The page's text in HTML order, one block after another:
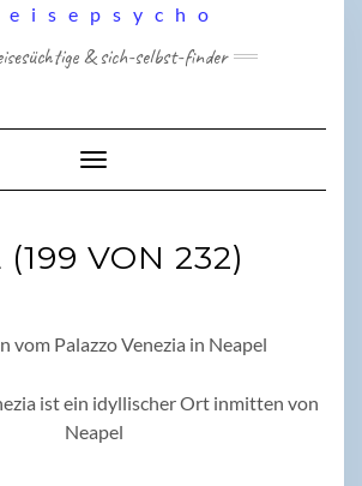
& sich-selbst-finder
Toggle Navigation
VON 232)
ist ein idyllischer Ort inmitten von
Neapel